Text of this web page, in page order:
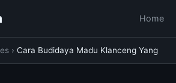
Home
› Cara Budidaya Madu Klanceng Yang